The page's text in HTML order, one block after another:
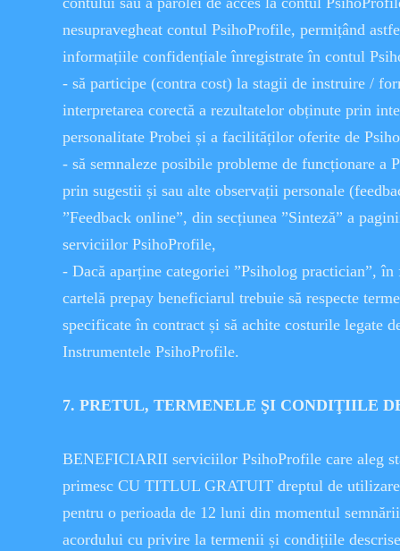
nesupravegheat contul PsihoProfile, permițând
informațiile confidențiale înregistrate în contul
- să participe (contra cost) la stagii de instruire /
interpretarea corectă a rezultatelor obținute prin
personalitate Probei și a facilităților oferite de
- să semnaleze posibile probleme de funcționare a
prin sugestii și sau alte observații personale
”Feedback online”, din secțiunea ”Sinteză” a
serviciilor PsihoProfile,
- Dacă aparține categoriei ”Psiholog practician”,
cartelă prepay beneficiarul trebuie să respecte
specificate în contract și să achite costurile legate
Instrumentele PsihoProfile.
7. PRETUL, TERMENELE ŞI CONDIŢIILE
BENEFICIARII serviciilor PsihoProfile care aleg
primesc CU TITLUL GRATUIT dreptul de
pentru o perioada de 12 luni din momentul
acordului cu privire la termenii și condițiile